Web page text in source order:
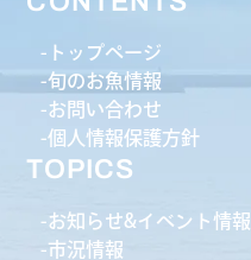
トップページ
旬のお魚情報
お問い合わせ
個人情報保護方針
TOPICS
お知らせ&イベント情報
市況情報